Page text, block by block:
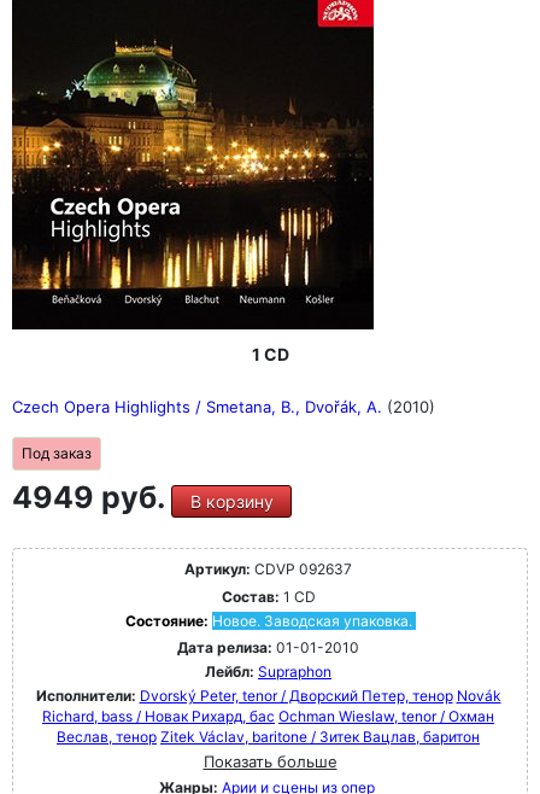
1 CD
Czech Opera Highlights / Smetana, B., Dvořák, A. (2010)
Под заказ
4949 руб. В корзину
Артикул: CDVP 092637
Состав: 1 CD
Состояние: Новое. Заводская упаковка.
Дата релиза: 01-01-2010
Лейбл: Supraphon
Исполнители: Dvorský Peter, tenor / Дворский Петер, тенор Novák
Richard, bass / Новак Рихард, бас Ochman Wieslaw, tenor / Охман
Веслав, тенор Zitek Václav, baritone / Зитек Вацлав, баритон
Показать больше
Жанры: Арии и сцены из опер